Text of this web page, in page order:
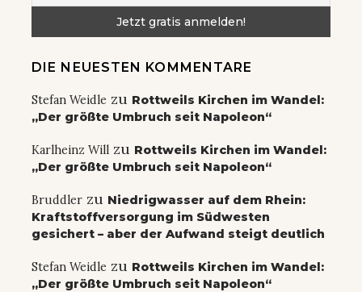
DIE NEUESTEN KOMMENTARE
Stefan Weidle zu Rottweils Kirchen im Wandel:
„Der größte Umbruch seit Napoleon“
Karlheinz Will zu Rottweils Kirchen im Wandel:
„Der größte Umbruch seit Napoleon“
Bruddler zu Niedrigwasser auf dem Rhein:
Kraftstoffversorgung im Südwesten
gesichert – aber der Aufwand steigt deutlich
Stefan Weidle zu Rottweils Kirchen im Wandel:
„Der größte Umbruch seit Napoleon“